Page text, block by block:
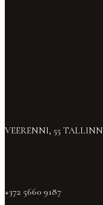
VEERENNI, 55 TALLINN
+372 5660 9187